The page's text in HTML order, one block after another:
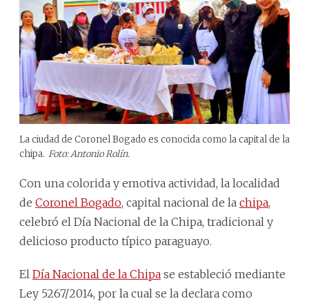
La ciudad de Coronel Bogado es conocida como la capital de la
chipa. Foto: Antonio Rolín.
Con una colorida y emotiva actividad, la localidad
de Coronel Bogado, capital nacional de la chipa,
celebró el Día Nacional de la Chipa, tradicional y
delicioso producto típico paraguayo.
El Día Nacional de la Chipa se estableció mediante
Ley 5267/2014, por la cual se la declara como